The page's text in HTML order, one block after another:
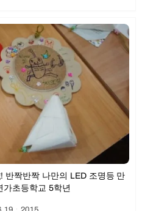
짝반짝 나만의 LED 조명등 만
가초등학교 5학년